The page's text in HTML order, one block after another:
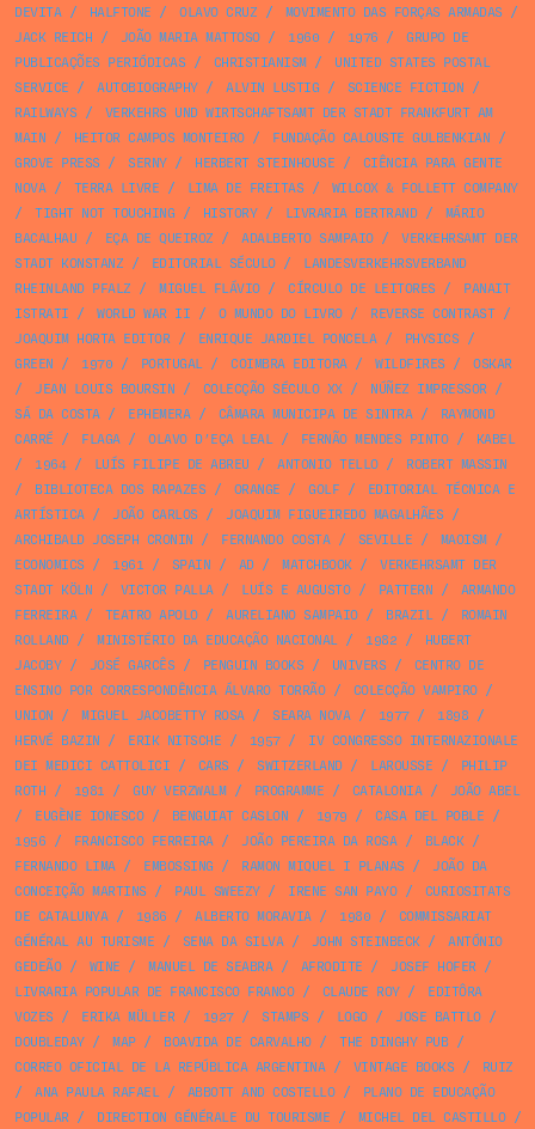
DEVITA/ HALFTONE / OLAVO CRUZ / MOVIMENTO DAS FORÇAS ARMADAS /
JACK REICH / JOÃO MARIA MATTOSO/ 1960 / 1976 /
GRUPO DE
PUBLICAÇÕES PERIÓDICAS / CHRISTIANISM/
UNITED STATES POSTAL
SERVICE / AUTOBIOGRAPHY/ ALVIN LUSTIG / SCIENCE FICTION /
RAILWAYS /
VERKEHRS UND WIRTSCHAFTSAMT DER STADT FRANKFURT AM
MAIN / HEITOR CAMPOS MONTEIRO/ FUNDAÇÃO CALOUSTE GULBENKIAN /
GROVE PRESS / SERNY/ HERBERT STEINHOUSE /
CIÊNCIA PARA GENTE
NOVA/ TERRA LIVRE / LIMA DE FREITAS /
WILCOX & FOLLETT COMPANY
/
TIGHT NOT TOUCHING / HISTORY/ LIVRARIA BERTRAND/
MÁRIO
BACALHAU / EÇA DE QUEIROZ / ADALBERTO SAMPAIO/
VERKEHRSAMT DER
STADT KONSTANZ / EDITORIAL SÉCULO/
LANDESVERKEHRSVERBAND
RHEINLAND PFALZ / MIGUEL FLÁVIO/ CÍRCULO DE LEITORES /
PANAIT
ISTRATI / WORLD WAR II / O MUNDO DO LIVRO/ REVERSE CONTRAST/
JOAQUIM HORTA EDITOR/ ENRIQUE JARDIEL PONCELA/ PHYSICS /
GREEN / 1970 / PORTUGAL/ COIMBRA EDITORA/ WILDFIRES /
OSKAR
/
JEAN LOUIS BOURSIN / COLECÇÃO SÉCULO XX/ NÚÑEZ IMPRESSOR/
SÁ DA COSTA/ EPHEMERA/ CÂMARA MUNICIPA DE SINTRA/
RAYMOND
CARRÉ / FLAGA/ OLAVO D’EÇA LEAL/ FERNÃO MENDES PINTO/
KABEL
/
1964/ LUÍS FILIPE DE ABREU / ANTONIO TELLO/
ROBERT MASSIN
/
BIBLIOTECA DOS RAPAZES / ORANGE / GOLF /
EDITORIAL TÉCNICA E
ARTÍSTICA/ JOÃO CARLOS / JOAQUIM FIGUEIREDO MAGALHÃES /
ARCHIBALD JOSEPH CRONIN / FERNANDO COSTA/ SEVILLE / MAOISM/
ECONOMICS / 1961 / SPAIN / AD/ MATCHBOOK/
VERKEHRSAMT DER
STADT KÖLN / VICTOR PALLA/ LUÍS E AUGUSTO/ PATTERN /
ARMANDO
FERREIRA/ TEATRO APOLO/ AURELIANO SAMPAIO/ BRAZIL/
ROMAIN
ROLLAND/ MINISTÉRIO DA EDUCAÇÃO NACIONAL/ 1982 /
HUBERT
JACOBY/ JOSÉ GARCÊS / PENGUIN BOOKS / UNIVERS /
CENTRO DE
ENSINO POR CORRESPONDÊNCIA ÁLVARO TORRÃO/ COLECÇÃO VAMPIRO/
UNION / MIGUEL JACOBETTY ROSA/ SEARA NOVA/ 1977/ 1898 /
HERVÉ BAZIN / ERIK NITSCHE / 1957/
IV CONGRESSO INTERNAZIONALE
DEI MEDICI CATTOLICI / CARS / SWITZERLAND/ LAROUSSE /
PHILIP
ROTH / 1981 / GUY VERZWALM/ PROGRAMME / CATALONIA/
JOÃO ABEL
/
EUGÈNE IONESCO/ BENGUIAT CASLON / 1979 / CASA DEL POBLE /
1956 / FRANCISCO FERREIRA/ JOÃO PEREIRA DA ROSA/ BLACK/
FERNANDO LIMA/ EMBOSSING / RAMON MIQUEL I PLANAS /
JOÃO DA
CONCEIÇÃO MARTINS / PAUL SWEEZY/ IRENE SAN PAYO/
CURIOSITATS
DE CATALUNYA/ 1986 / ALBERTO MORAVIA/ 1980 /
COMMISSARIAT
GÉNÉRAL AU TURISME / SENA DA SILVA/ JOHN STEINBECK/
ANTÓNIO
GEDEÃO/ WINE / MANUEL DE SEABRA/ AFRODITE / JOSEF HOFER/
LIVRARIA POPULAR DE FRANCISCO FRANCO/ CLAUDE ROY/
EDITÔRA
VOZES / ERIKA MÜLLER/ 1927/ STAMPS / LOGO/ JOSE BATTLO/
DOUBLEDAY/ MAP/ BOAVIDA DE CARVALHO/ THE DINGHY PUB/
CORREO OFICIAL DE LA REPÚBLICA ARGENTINA/ VINTAGE BOOKS /
RUIZ
/
ANA PAULA RAFAEL/ ABBOTT AND COSTELLO/
PLANO DE EDUCAÇÃO
POPULAR/ DIRECTION GÉNÉRALE DU TOURISME / MICHEL DEL CASTILLO/